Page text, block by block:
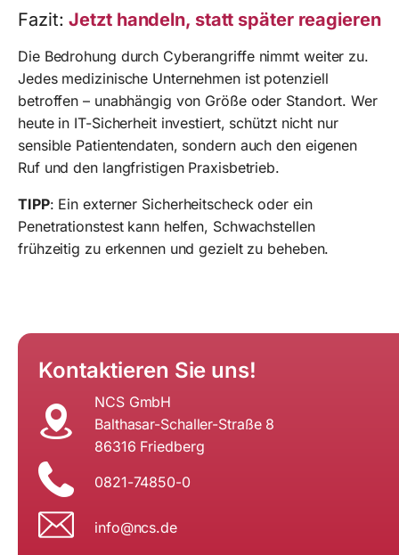
Fazit:Jetzt handeln, statt später reagieren
Die Bedrohung durch Cyberangriffe nimmt weiter zu.
Jedes medizinische Unternehmen ist potenziell
betroffen – unabhängig von Größe oder Standort. Wer
heute in IT-Sicherheit investiert, schützt nicht nur
sensible Patientendaten, sondern auch den eigenen
Ruf und den langfristigen Praxisbetrieb.
TIPP: Ein externer Sicherheitscheck oder ein
Penetrationstest kann helfen, Schwachstellen
frühzeitig zu erkennen und gezielt zu beheben.
Kontaktieren Sie uns!
NCS GmbH
Balthasar-Schaller-Straße 8
86316 Friedberg
0821-74850-0
ed.sc
n@ofn
i